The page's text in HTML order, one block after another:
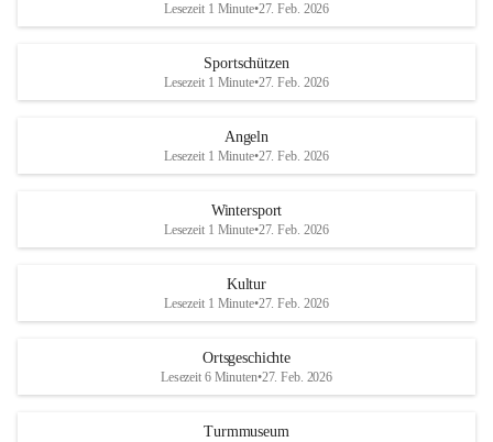
Lesezeit 1 Minute•27. Feb. 2026
Sportschützen
Lesezeit 1 Minute•27. Feb. 2026
Angeln
Lesezeit 1 Minute•27. Feb. 2026
Wintersport
Lesezeit 1 Minute•27. Feb. 2026
Kultur
Lesezeit 1 Minute•27. Feb. 2026
Ortsgeschichte
Lesezeit 6 Minuten•27. Feb. 2026
Turmmuseum